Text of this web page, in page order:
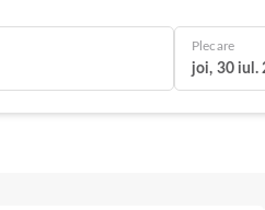
Plecare
joi, 30 iul.